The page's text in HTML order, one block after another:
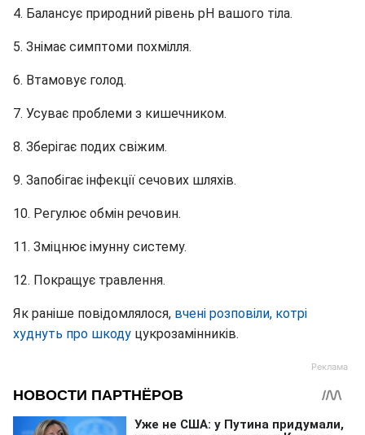
4. Балансує природний рівень рН вашого тіла.
5. Знімає симптоми похмілля.
6. Втамовує голод.
7. Усуває проблеми з кишечником.
8. Зберігає подих свіжим.
9. Запобігає інфекції сечових шляхів.
10. Регулює обмін речовин.
11. Зміцнює імунну систему.
12. Покращує травлення.
Як раніше повідомлялося, вчені розповіли, котрі
худнуть про шкоду цукрозамінників.